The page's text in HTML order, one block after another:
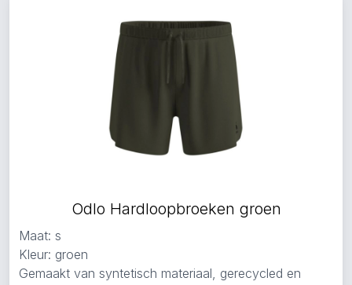
Odlo Hardloopbroeken groen
Maat: s
Kleur: groen
Gemaakt van syntetisch materiaal, gerecycled en